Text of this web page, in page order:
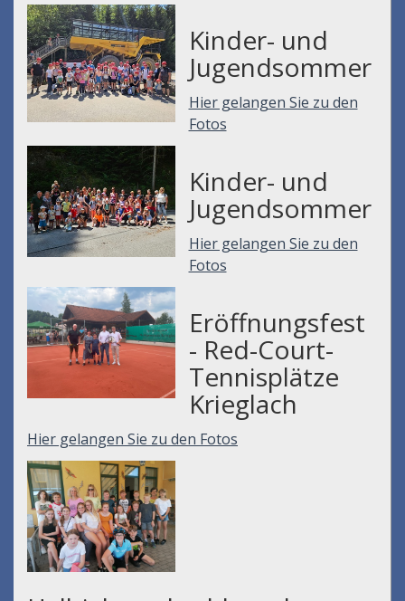
Kinder- und
Jugendsommer
Hier gelangen Sie zu den
Fotos
Kinder- und
Jugendsommer
Hier gelangen Sie zu den
Fotos
Eröffnungsfest
- Red-Court-
Tennisplätze
Krieglach
Hier gelangen Sie zu den Fotos